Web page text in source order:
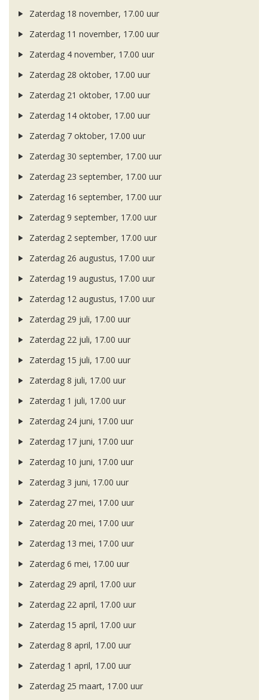
Zaterdag 18 november, 17.00 uur
Zaterdag 11 november, 17.00 uur
Zaterdag 4 november, 17.00 uur
Zaterdag 28 oktober, 17.00 uur
Zaterdag 21 oktober, 17.00 uur
Zaterdag 14 oktober, 17.00 uur
Zaterdag 7 oktober, 17.00 uur
Zaterdag 30 september, 17.00 uur
Zaterdag 23 september, 17.00 uur
Zaterdag 16 september, 17.00 uur
Zaterdag 9 september, 17.00 uur
Zaterdag 2 september, 17.00 uur
Zaterdag 26 augustus, 17.00 uur
Zaterdag 19 augustus, 17.00 uur
Zaterdag 12 augustus, 17.00 uur
Zaterdag 29 juli, 17.00 uur
Zaterdag 22 juli, 17.00 uur
Zaterdag 15 juli, 17.00 uur
Zaterdag 8 juli, 17.00 uur
Zaterdag 1 juli, 17.00 uur
Zaterdag 24 juni, 17.00 uur
Zaterdag 17 juni, 17.00 uur
Zaterdag 10 juni, 17.00 uur
Zaterdag 3 juni, 17.00 uur
Zaterdag 27 mei, 17.00 uur
Zaterdag 20 mei, 17.00 uur
Zaterdag 13 mei, 17.00 uur
Zaterdag 6 mei, 17.00 uur
Zaterdag 29 april, 17.00 uur
Zaterdag 22 april, 17.00 uur
Zaterdag 15 april, 17.00 uur
Zaterdag 8 april, 17.00 uur
Zaterdag 1 april, 17.00 uur
Zaterdag 25 maart, 17.00 uur